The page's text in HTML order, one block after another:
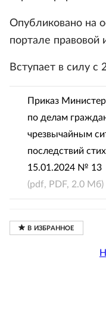
Опубликовано на
портале правовой
Вступает в силу с
Приказ
по делам
чрезвычайным
последствий
15.01.2024 № 13
(pdf, PDF, 2.0 Мб)